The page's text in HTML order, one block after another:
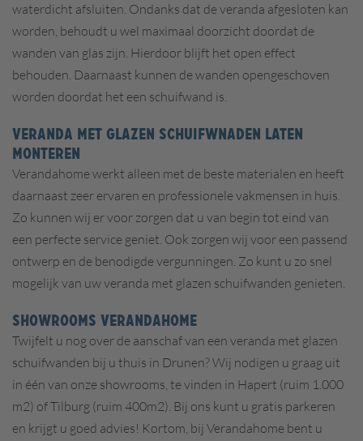
waterdicht afsluiten. Ondanks dat de veranda afgesloten kan
worden, behoudt u wel maximaal doorzicht doordat de
wanden van glas zijn. Hierdoor blijft het open effect
behouden. Daarnaast kunnen de wanden opengeschoven
worden doordat het een schuifwand is.
VERANDA MET GLAZEN SCHUIFWNADEN LATEN
MONTEREN
Verandahome werkt alleen met de beste materialen en heeft
daarnaast zeer ervaren en professionele vakmensen in huis.
Zo kunnen wij er voor zorgen dat u van begin tot eind van
een perfecte service geniet. Ook zorgen wij voor een passend
ontwerp en de benodigde vergunningen. Zo kunt u zo snel
mogelijk van uw veranda met glazen schuifwanden genieten.
SHOWROOMS VERANDAHOME
Twijfelt u nog over de aanschaf van een veranda met glazen
schuifwanden bij u thuis in Drunen? Wij nodigen u graag uit
in één van onze showrooms, te vinden in Hapert (ruim 1.000
m2) of Tilburg (ruim 400m2). Bij ons kunt u gratis parkeren
en krijgt u goed advies! Kortom, bij Verandahome bent u